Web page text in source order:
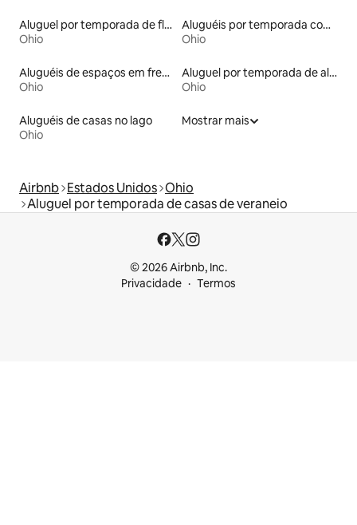
Aluguel por temporada de flats
Ohio
Aluguéis por temporada com acesso ao lago
Ohio
Aluguéis de espaços em frente à praia
Ohio
Aluguel por temporada de alojamentos ecológicos
Ohio
Aluguéis de casas no lago
Ohio
Mostrar mais
Airbnb Estados Unidos Ohio
Aluguel por temporada de casas de veraneio
© 2026 Airbnb, Inc.
Privacidade
Termos